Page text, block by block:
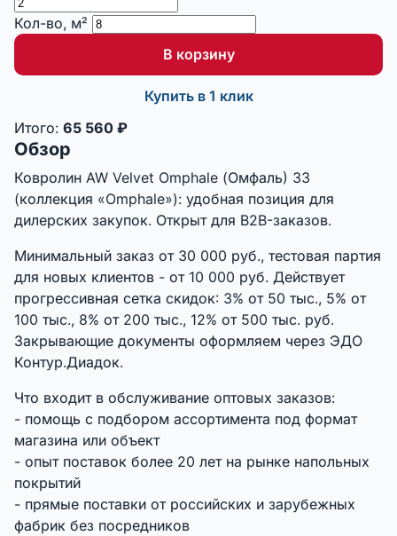
Кол-во, м²
В корзину
Купить в 1 клик
Итого: 65 560 ₽
Обзор
Ковролин AW Velvet Omphale (Омфаль) 33
(коллекция «Omphale»): удобная позиция для
дилерских закупок. Открыт для B2B-заказов.
Минимальный заказ от 30 000 руб., тестовая партия
для новых клиентов - от 10 000 руб. Действует
прогрессивная сетка скидок: 3% от 50 тыс., 5% от
100 тыс., 8% от 200 тыс., 12% от 500 тыс. руб.
Закрывающие документы оформляем через ЭДО
Контур.Диадок.
Что входит в обслуживание оптовых заказов:
- помощь с подбором ассортимента под формат
магазина или объект
- опыт поставок более 20 лет на рынке напольных
покрытий
- прямые поставки от российских и зарубежных
фабрик без посредников